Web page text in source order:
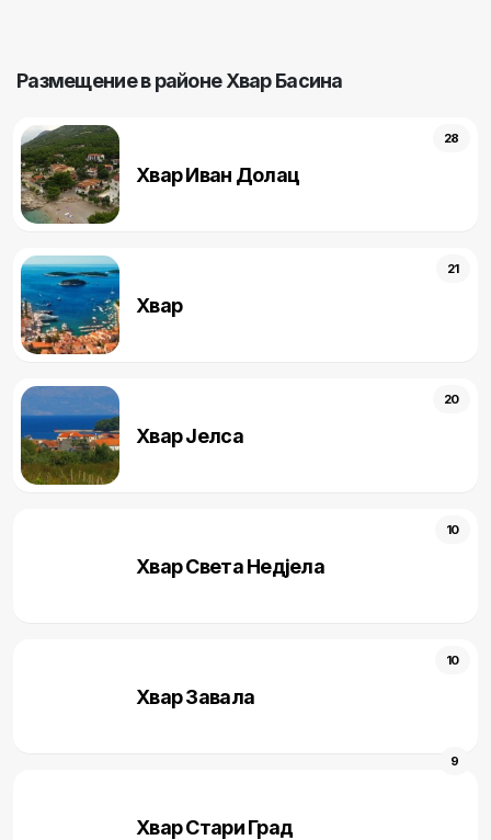
Pазмещение в районе Хвар Басина
Хвар Иван Долац
28
Хвар
21
Хвар Jелса
20
Хвар Света Недjела
10
Хвар Завала
10
Хвар Стари Град
9